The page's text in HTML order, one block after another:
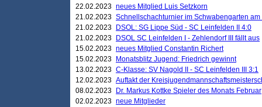
22.02.2023 neues Mitglied Luis Setzkorn
21.02.2023 Schnellschachturnier im Schwabengarten
21.02.2023
DSOL: SG Lippe Süd - SC Leinfelden II 4:0
21.02.2023
DSOL SC Leinfelden I - Zehlendorf III fällt aus
15.02.2023 neues Mitglied Constantin Richert
15.02.2023
Monatsblitz Jugend: Friedrich gewinnt
13.02.2023 C-Klasse: SV Nagold II - SC Leinfelden III 3:1
12.02.2023 Auftakt der
08.02.2023
Dr. Markus Kottke Spieler des Monats Februar
02.02.2023 neue Mitglieder